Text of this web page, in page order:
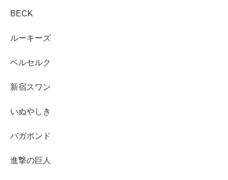
BECK
ルーキーズ
ベルセルク
新宿スワン
いぬやしき
バガボンド
進撃の巨人